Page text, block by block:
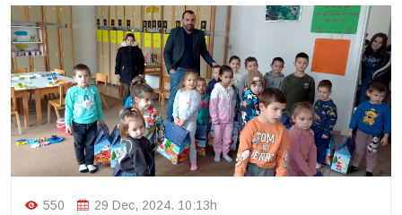
550 29 Dec, 2024. 10:13h